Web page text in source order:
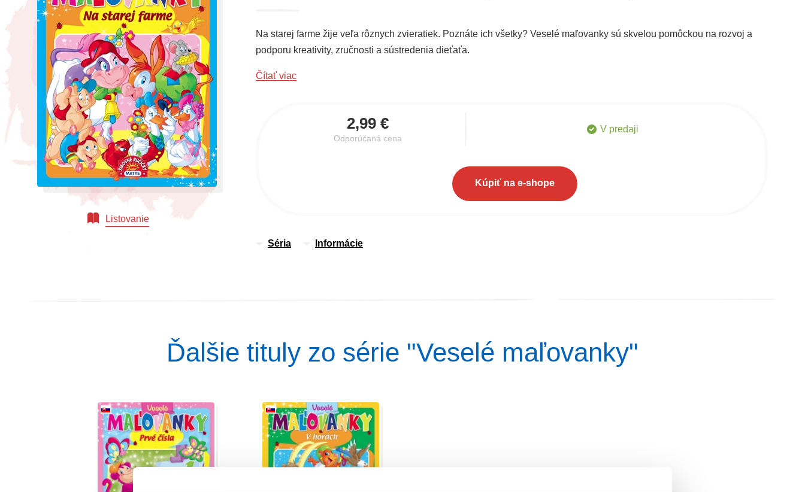
Listovanie
Na starej farme žije veľa rôznych zvieratiek. Poznáte ich všetky? Veselé maľovanky sú skvelou pomôckou na rozvoj a
podporu kreativity, zručnosti a sústredenia dieťaťa.
Čítať viac
2,99 €
Odporúčaná cena
V predaji
Kúpiť na e-shope
Séria Informácie
Ďalšie tituly zo série "Veselé maľovanky"